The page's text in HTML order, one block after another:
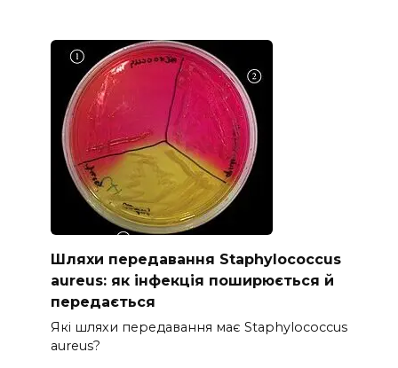
Шляхи передавання Staphylococcus
aureus: як інфекція поширюється й
передається
Які шляхи передавання має Staphylococcus
aureus?